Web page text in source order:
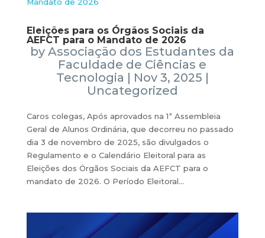
Eleições para os Órgãos Sociais da
AEFCT para o Mandato de 2026
byAssociação dos Estudantes da
Faculdade de Ciências e
Tecnologia | Nov 3, 2025 |
Uncategorized
Caros colegas, Após aprovados na 1ª Assembleia
Geral de Alunos Ordinária, que decorreu no passado
dia 3 de novembro de 2025, são divulgados o
Regulamento e o Calendário Eleitoral para as
Eleições dos Órgãos Sociais da AEFCT para o
mandato de 2026. O Período Eleitoral...